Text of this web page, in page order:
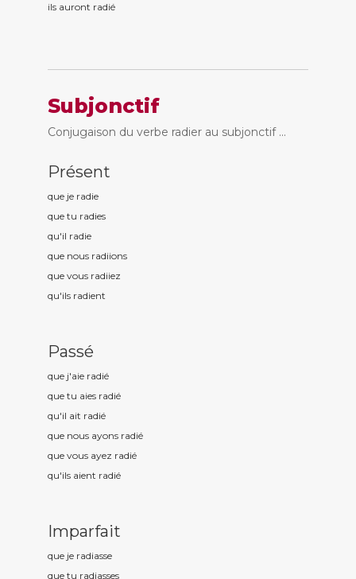
ils auront radié
Subjonctif
Conjugaison du verbe radier au subjonctif ...
Présent
que je radie
que tu radies
qu'il radie
que nous radiions
que vous radiiez
qu'ils radient
Passé
que j'aie radié
que tu aies radié
qu'il ait radié
que nous ayons radié
que vous ayez radié
qu'ils aient radié
Imparfait
que je radiasse
que tu radiasses